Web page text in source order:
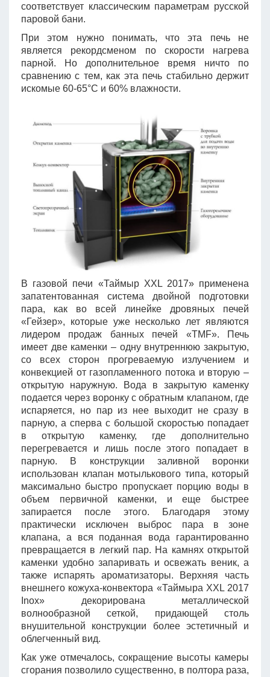
соответствует классическим параметрам русской
паровой бани.
При этом нужно понимать, что эта печь не
является рекордсменом по скорости нагрева
парной. Но дополнительное время ничто по
сравнению с тем, как эта печь стабильно держит
искомые 60-65°C и 60% влажности.
В газовой печи «Таймыр XXL 2017» применена
запатентованная система двойной подготовки
пара, как во всей линейке дровяных печей
«Гейзер», которые уже несколько лет являются
лидером продаж банных печей «TMF». Печь
имеет две каменки – одну внутреннюю закрытую,
со всех сторон прогреваемую излучением и
конвекцией от газопламенного потока и вторую –
открытую наружную. Вода в закрытую каменку
подается через воронку с обратным клапаном, где
испаряется, но пар из нее выходит не сразу в
парную, а сперва с большой скоростью попадает
в открытую каменку, где дополнительно
перегревается и лишь после этого попадает в
парную. В конструкции заливной воронки
использован клапан мотылькового типа, который
максимально быстро пропускает порцию воды в
объем первичной каменки, и еще быстрее
запирается после этого. Благодаря этому
практически исключен выброс пара в зоне
клапана, а вся поданная вода гарантированно
превращается в легкий пар. На камнях открытой
каменки удобно запаривать и освежать веник, а
также испарять ароматизаторы. Верхняя часть
внешнего кожуха-конвектора «Таймыра XXL 2017
Inox» декорирована металлической
волнообразной сеткой, придающей столь
внушительной конструкции более эстетичный и
облегченный вид.
Как уже отмечалось, сокращение высоты камеры
сгорания позволило существенно, в полтора раза,